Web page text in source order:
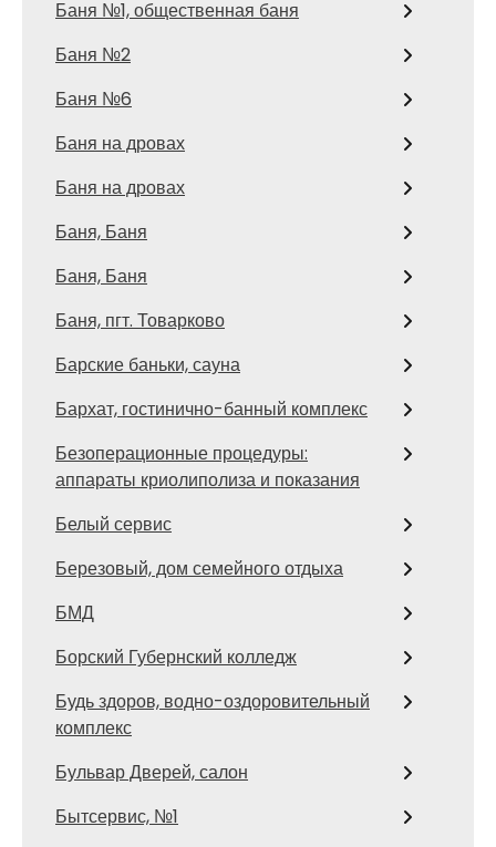
Баня №1, общественная баня
Баня №2
Баня №6
Баня на дровах
Баня на дровах
Баня, Баня
Баня, Баня
Баня, пгт. Товарково
Барские баньки, сауна
Бархат, гостинично-банный комплекс
Безоперационные процедуры:
аппараты криолиполиза и показания
Белый сервис
Березовый, дом семейного отдыха
БМД
Борский Губернский колледж
Будь здоров, водно-оздоровительный
комплекс
Бульвар Дверей, салон
Бытсервис, №1